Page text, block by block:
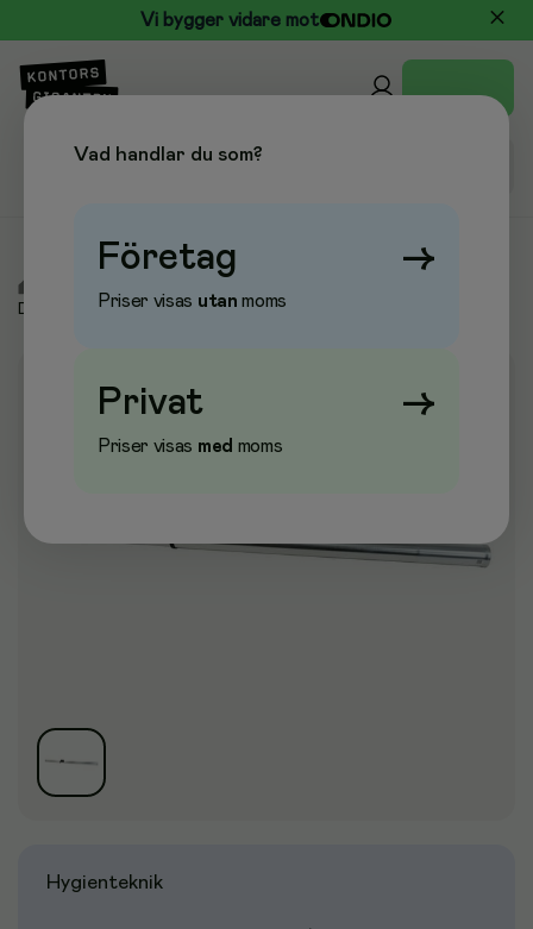
Vi bygger vidare mot
Dammsugartillbehör
Hygienteknik
Vad handlar du som?
Företag →
Priser visas utan moms
Privat →
Priser visas med moms